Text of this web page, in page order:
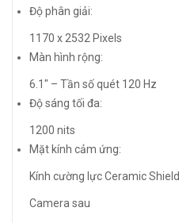
Độ phân giải:
1170 x 2532 Pixels
Màn hình rộng:
6.1″ – Tần số quét 120 Hz
Độ sáng tối đa:
1200 nits
Mặt kính cảm ứng:
Kính cường lực Ceramic Shield
Camera sau